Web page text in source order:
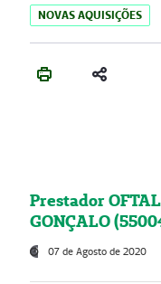
NOVAS AQUISIÇÕES
Prestador
GONÇALO
07 de Agosto de 2020